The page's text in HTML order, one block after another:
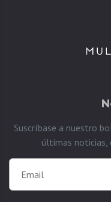
Suscríbase a nuestro
últimas noticias,